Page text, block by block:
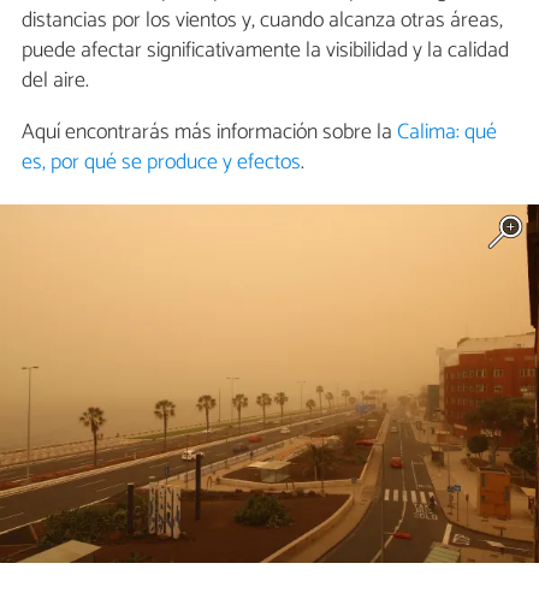
distancias por los vientos y, cuando alcanza otras áreas,
puede afectar significativamente la visibilidad y la calidad
del aire.
Aquí encontrarás más información sobre laCalima: qué
es, por qué se produce y efectos.